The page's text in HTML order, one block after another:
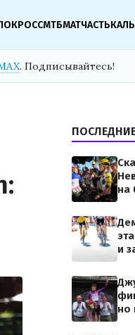
МТБМАТЧАСТЬ
. Подписывайтесь!
на
и
но